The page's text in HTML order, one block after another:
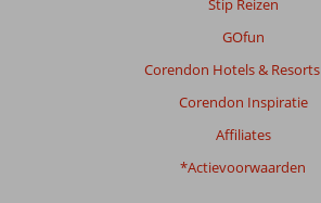
Stip Reizen
GOfun
Corendon Hotels & Resorts
Corendon Inspiratie
Affiliates
*Actievoorwaarden